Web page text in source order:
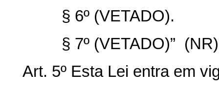
§ 6º (VETADO).
§ 7º (VETADO)” (NR)
Art. 5º Esta Lei entra em